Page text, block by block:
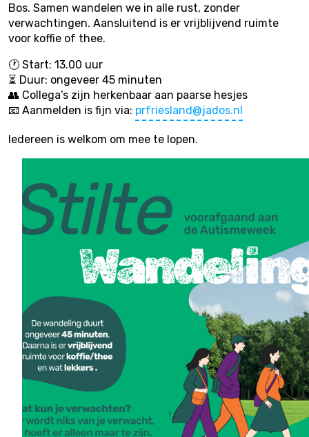
Bos. Samen wandelen we in alle rust, zonder
verwachtingen. Aansluitend is er vrijblijvend ruimte
voor koffie of thee.
🕐 Start: 13.00 uur
⏳ Duur: ongeveer 45 minuten
👥 Collega’s zijn herkenbaar aan paarse hesjes
📧 Aanmelden is fijn via: prfriesland@jados.nl
Iedereen is welkom om mee te lopen.